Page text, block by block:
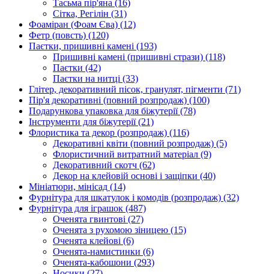
Тасьма пір'яна (16)
Сітка, Регілін (31)
Фоаміран (Фоам Єва) (12)
Фетр (повсть) (120)
Паєтки, пришивні камені (193)
Пришивні камені (пришивні стрази) (118)
Паєтки (42)
Паєтки на нитці (33)
Глітер, декоративний пісок, гранулят, пігменти (71)
Пір'я декоративні (повний розпродаж) (100)
Подарункова упаковка для біжутерії(78)
Інструменти для біжутерії(21)
Флористика та декор (розпродаж) (116)
Декоративні квіти (повний розпродаж) (5)
Флористичний витратний матеріал (9)
Декоративний скотч (62)
Декор на клейовій основі і защіпки (40)
Мініатюри, мінісад (14)
Фурнітура для шкатулок і комодів (розпродаж) (32)
Фурнітура для іграшок (487)
Оченята гвинтові (27)
Оченята з рухомою зіницею (15)
Оченята клейові (6)
Оченята-намистинки (6)
Оченята-кабошони (293)